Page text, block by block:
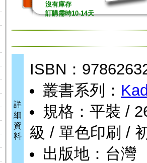
沒有庫存
訂購需時10-14天
詳
細
資
料
ISBN：
叢書系列：
規格：平裝 /
級 / 單色印刷 /
出版地：台灣